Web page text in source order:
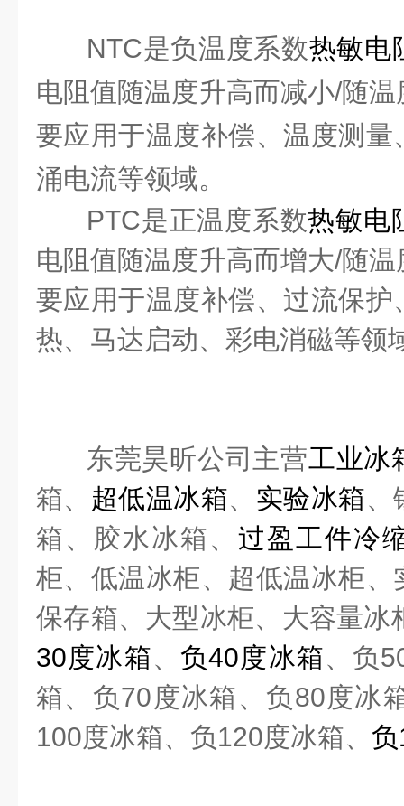
NTC是负温度系数热敏电
电阻值随温度升高而减小/随温
要应用于温度补偿、温度测
涌电流等领域。
PTC是正温度系数热敏电
电阻值随温度升高而增大/随温
要应用于温度补偿、过流保
热、马达启动、彩电消磁等领
东莞昊昕公司主营工业冰
箱、 超低温冰箱、 实验冰箱、
箱、胶水冰箱、 过盈工件冷
柜、低温冰柜、超低温冰柜
保存箱、大型冰柜、大容量冰
30度冰箱、负40度冰箱、负
箱、负70度冰箱、负 80度冰
100度冰箱、负120度冰箱、 负